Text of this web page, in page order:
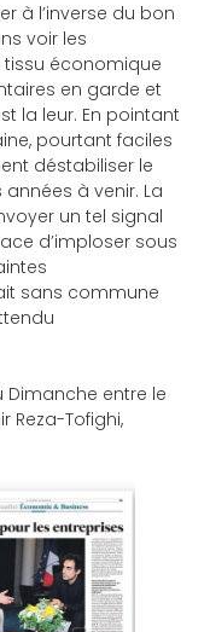
à l’inverse du bon
voir les
économique
en garde et
la leur. En pointant
pourtant faciles
déstabiliser le
à venir. La
un tel signal
d’imploser sous
sans commune
Dimanche entre le
Reza-Tofighi,